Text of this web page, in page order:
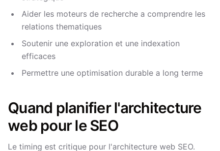
Aider les moteurs de recherche a comprendre les
relations thematiques
Soutenir une exploration et une indexation
efficaces
Permettre une optimisation durable a long terme
Quand planifier l'architecture
web pour le SEO
Le timing est critique pour l'architecture web SEO.